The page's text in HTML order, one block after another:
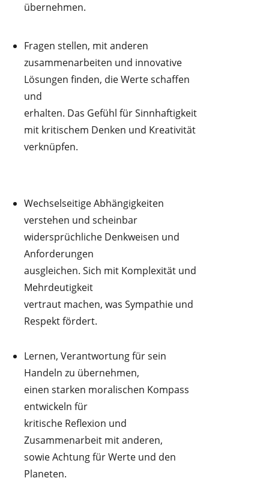
übernehmen.
Fragen stellen, mit anderen
zusammenarbeiten und innovative
Lösungen finden, die Werte schaffen
und
erhalten. Das Gefühl für Sinnhaftigkeit
mit kritischem Denken und Kreativität
verknüpfen.
Wechselseitige Abhängigkeiten
verstehen und scheinbar
widersprüchliche Denkweisen und
Anforderungen
ausgleichen. Sich mit Komplexität und
Mehrdeutigkeit
vertraut machen, was Sympathie und
Respekt fördert.
Lernen, Verantwortung für sein
Handeln zu übernehmen,
einen starken moralischen Kompass
entwickeln für
kritische Reflexion und
Zusammenarbeit mit anderen,
sowie Achtung für Werte und den
Planeten.